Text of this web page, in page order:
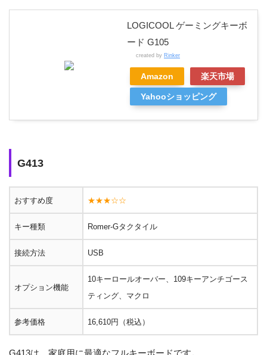
LOGICOOL ゲーミングキーボ
ード G105
created by Rinker
Amazon 楽天市場
Yahooショッピング
G413
おすすめ度 ★★★☆☆
キー種類 Romer-Gタクタイル
接続方法 USB
オプション機能
10キーロールオーバー、109キーアンチゴース
ティング、マクロ
参考価格 16,610円（税込）
G413は、家庭用に最適なフルキーボードです。